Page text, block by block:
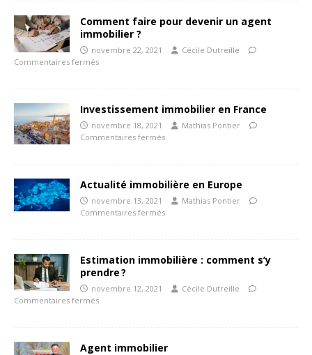
Comment faire pour devenir un agent
immobilier ?
novembre 22, 2021
Cécile Dutreille
Commentaires fermés
Investissement immobilier en France
novembre 18, 2021
Mathias Pontier
Commentaires fermés
Actualité immobilière en Europe
novembre 13, 2021
Mathias Pontier
Commentaires fermés
Estimation immobilière : comment s’y
prendre ?
novembre 12, 2021
Cécile Dutreille
Commentaires fermés
Agent immobilier